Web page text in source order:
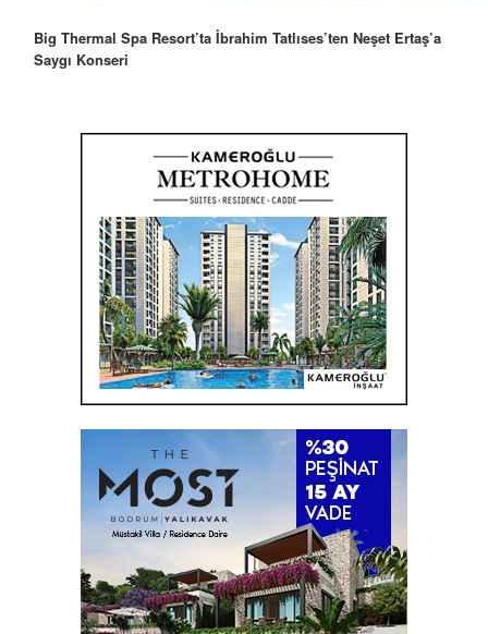
Big Thermal Spa Resort’ta İbrahim Tatlıses’ten Neşet Ertaş’a
Saygı Konseri